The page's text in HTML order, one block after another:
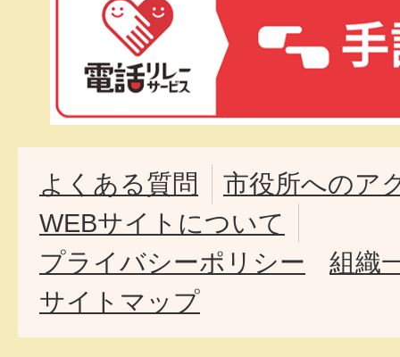
よくある質問
市役所へのア
WEBサイトについて
プライバシーポリシー
組織
サイトマップ